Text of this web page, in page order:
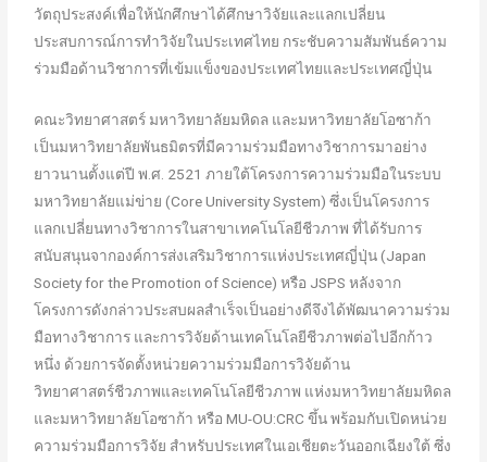
วัตถุประสงค์เพื่อให้นักศึกษาได้ศึกษาวิจัยและแลกเปลี่ยน
ประสบการณ์การทำวิจัยในประเทศไทย กระชับความสัมพันธ์ความ
ร่วมมือด้านวิชาการที่เข้มแข็งของประเทศไทยและประเทศญี่ปุ่น
คณะวิทยาศาสตร์ มหาวิทยาลัยมหิดล และมหาวิทยาลัยโอซาก้า
เป็นมหาวิทยาลัยพันธมิตรที่มีความร่วมมือทางวิชาการมาอย่าง
ยาวนานตั้งแต่ปี พ.ศ. 2521 ภายใต้โครงการความร่วมมือในระบบ
มหาวิทยาลัยแม่ข่าย (Core University System) ซึ่งเป็นโครงการ
แลกเปลี่ยนทางวิชาการในสาขาเทคโนโลยีชีวภาพ ที่ได้รับการ
สนับสนุนจากองค์การส่งเสริมวิชาการแห่งประเทศญี่ปุ่น (Japan
Society for the Promotion of Science) หรือ JSPS หลังจาก
โครงการดังกล่าวประสบผลสำเร็จเป็นอย่างดีจึงได้พัฒนาความร่วม
มือทางวิชาการ และการวิจัยด้านเทคโนโลยีชีวภาพต่อไปอีกก้าว
หนึ่ง ด้วยการจัดตั้งหน่วยความร่วมมือการวิจัยด้าน
วิทยาศาสตร์ชีวภาพและเทคโนโลยีชีวภาพ แห่งมหาวิทยาลัยมหิดล
และมหาวิทยาลัยโอซาก้า หรือ MU-OU:CRC ขึ้น พร้อมกับเปิดหน่วย
ความร่วมมือการวิจัย สำหรับประเทศในเอเชียตะวันออกเฉียงใต้ ซึ่ง